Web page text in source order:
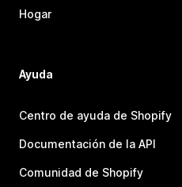
Hogar
Ayuda
Centro de ayuda de Shopify
Documentación de la API
Comunidad de Shopify